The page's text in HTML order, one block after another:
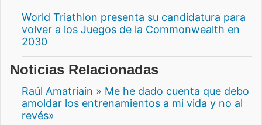
World Triathlon presenta su candidatura para
volver a los Juegos de la Commonwealth en
2030
Noticias Relacionadas
Raúl Amatriain » Me he dado cuenta que debo
amoldar los entrenamientos a mi vida y no al
revés»